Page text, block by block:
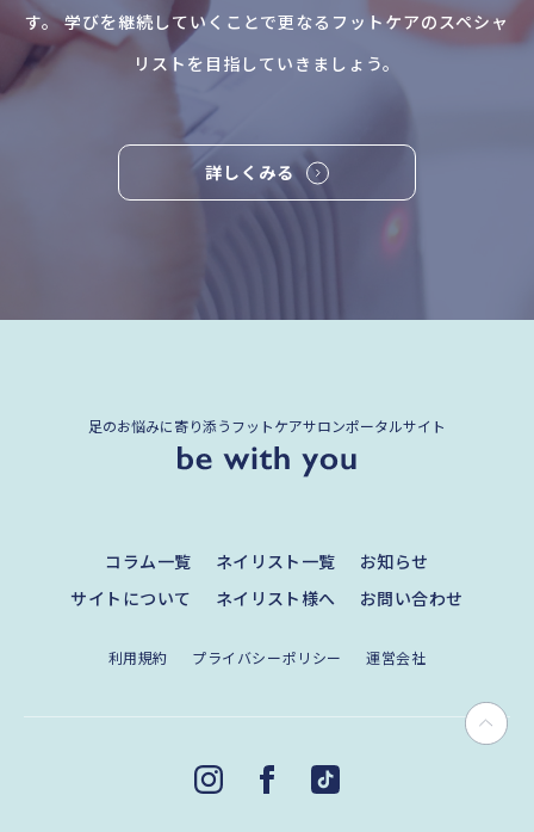
す。 学びを継続していくことで更なるフットケアのスペシャ
リストを目指していきましょう。
詳しくみる
足のお悩みに寄り添うフットケアサロンポータルサイト
コラム一覧 ネイリスト一覧
お知らせ
サイトについて
ネイリスト様へ お問い合わせ
利用規約 プライバシーポリシー 運営会社